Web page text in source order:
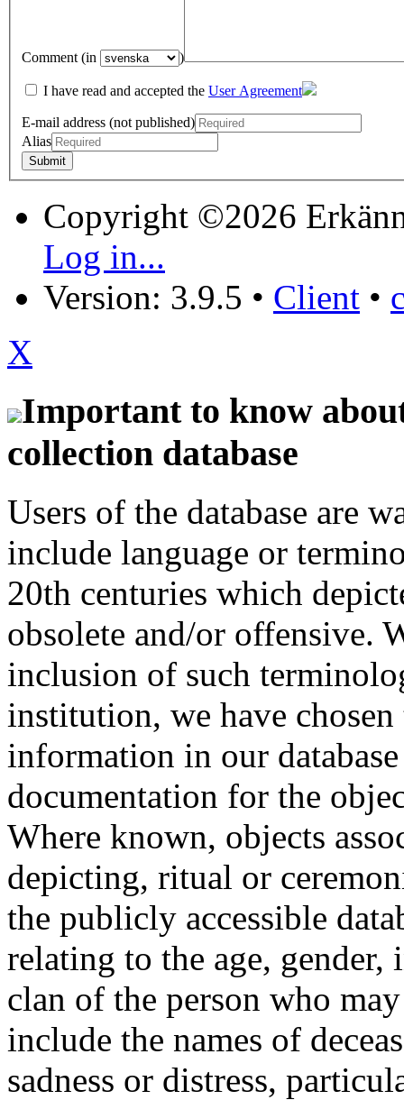
Comment (in )
I have read and accepted the User Agreement
E-mail address (not published)
Alias
Copyright ©2026
Log in...
Version: 3.9.5 • Client •
X
Important to know
collection database
Users of the database are
include language or
20th centuries which
obsolete and/or offensive.
inclusion of such
institution, we have
information in our
documentation for the
Where known, objects
depicting, ritual or
the publicly accessible
relating to the age,
clan of the person who
include the names of
sadness or distress,